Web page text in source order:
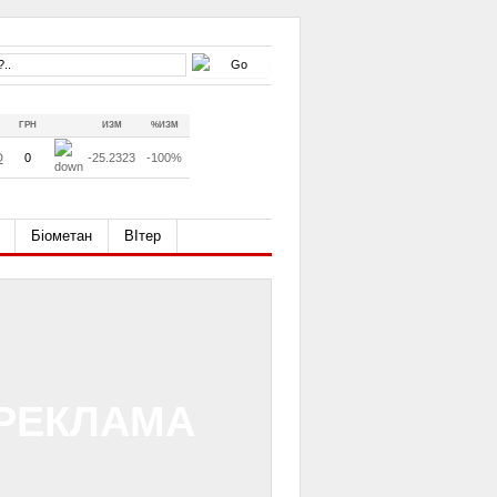
ГРН ИЗМ %ИЗМ
0 -25.2323 -100%
Біометан ВІтер